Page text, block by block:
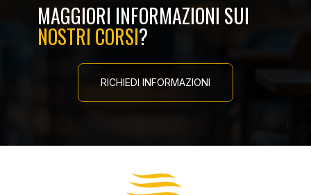
MAGGIORI INFORMAZIONI SUI
NOSTRI CORSI?
RICHIEDI INFORMAZIONI